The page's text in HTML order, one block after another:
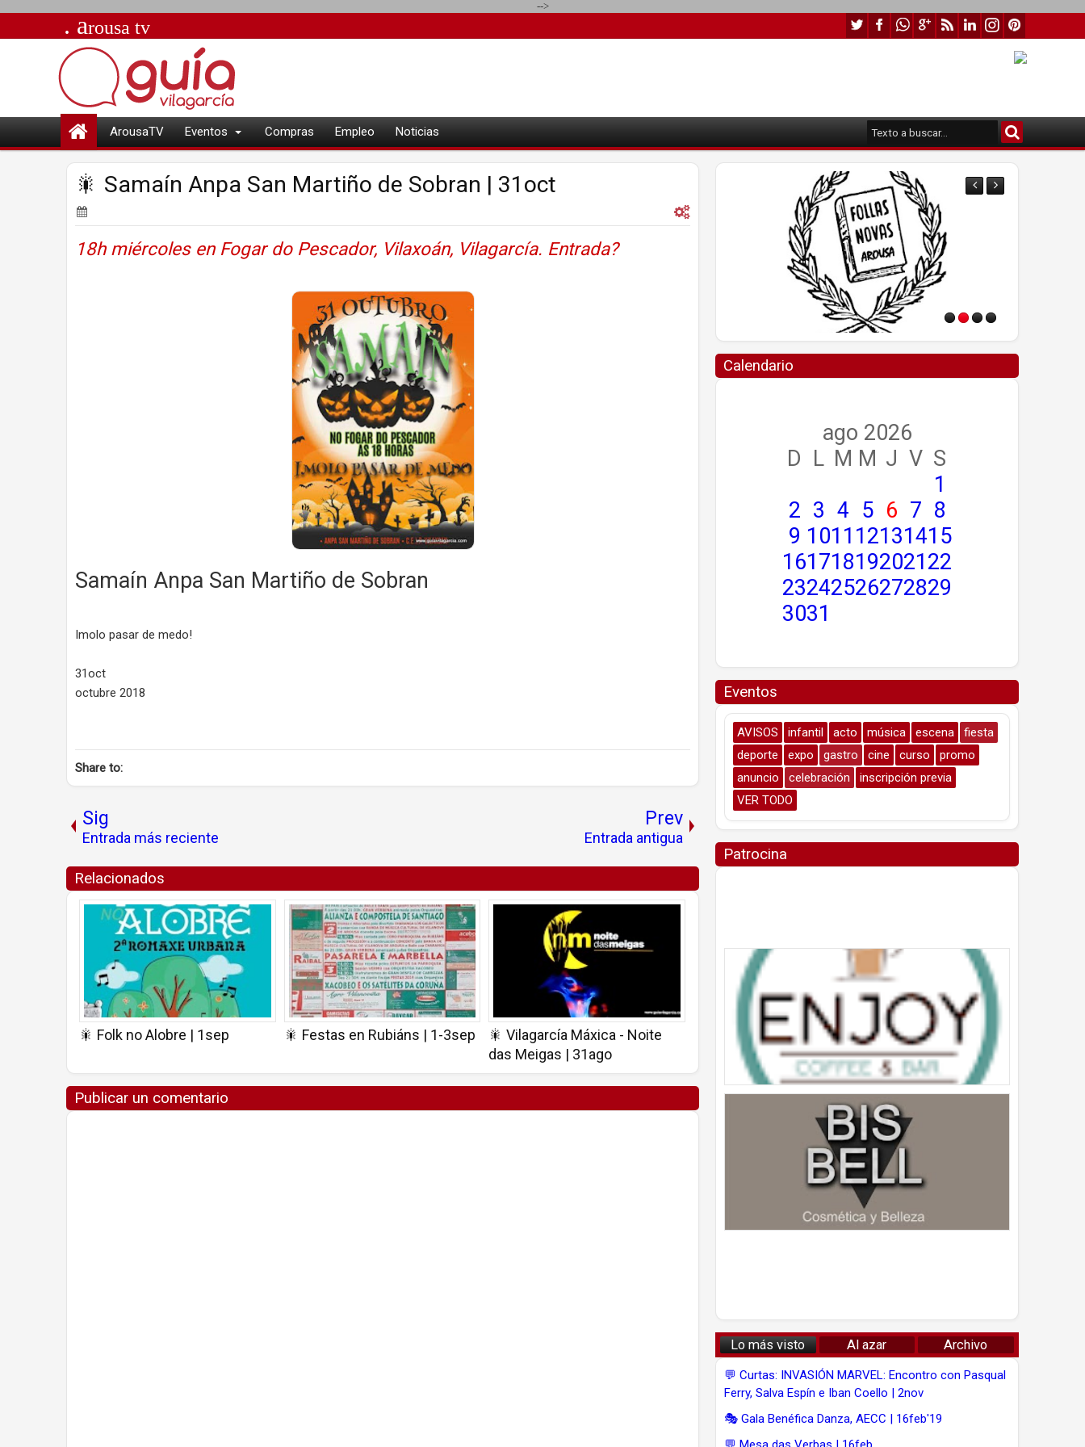
-->
. arousa tv
ArousaTV Eventos Compras Empleo Noticias
🎇 Samaín Anpa San Martiño de Sobran | 31oct
18h miércoles en Fogar do Pescador, Vilaxoán, Vilagarcía. Entrada?
Samaín Anpa San Martiño de Sobran
Imolo pasar de medo!
31oct
octubre 2018
Share to:
Sig
Entrada más reciente
Prev
Entrada antigua
Relacionados
🎇 Folk no Alobre | 1sep 🎇 Festas en Rubiáns | 1-3sep
🎇 Vilagarcía Máxica - Noite
das Meigas | 31ago
Publicar un comentario
Calendario
ago 2026
D L M M J V S
1
2 3 4 5 6 7 8
9 1011 12131415
16171819202122
23242526272829
3031
Eventos
AVISOS infantil acto música escena
fiesta
deporte
expo gastro cine curso
promo
anuncio
celebración
inscripción previa
VER TODO
Patrocina
Lo más visto Al azar Archivo
💬 Curtas: INVASIÓN MARVEL: Encontro con Pasqual
Ferry, Salva Espín e Iban Coello | 2nov
🎭 Gala Benéfica Danza, AECC | 16feb'19